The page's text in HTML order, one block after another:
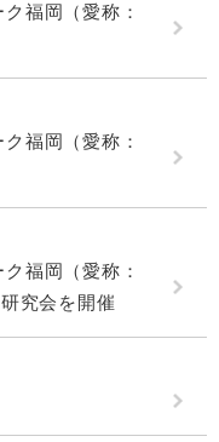
福岡（愛称：
福岡（愛称：
福岡（愛称：
究会を開催